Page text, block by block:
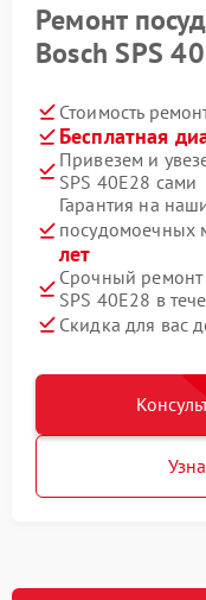
Ремонт
Bosch SPS
Стоимость
Бесплатная
Привезем и
SPS 40E28 сами
Гарантия на
посудомоечных
лет
Срочный
SPS 40E28 в
Скидка для вас